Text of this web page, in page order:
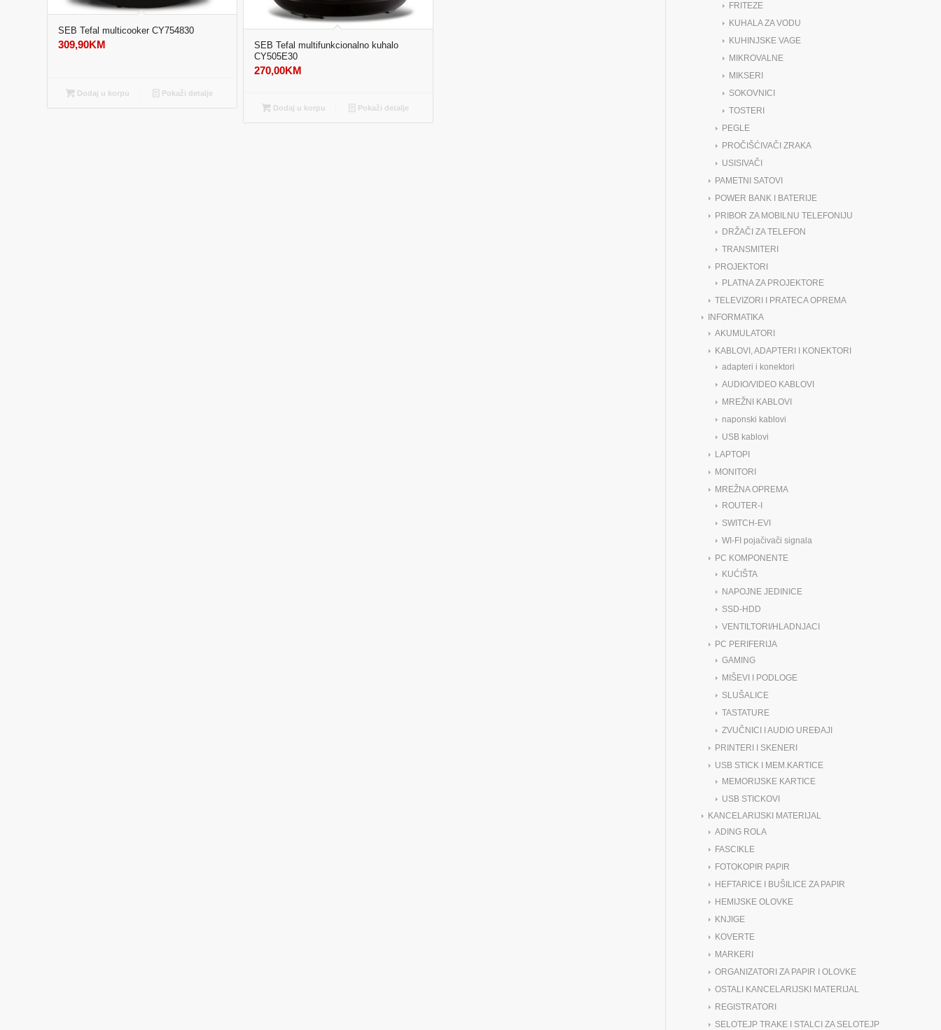
SEB Tefal multicooker CY754830
309,90KM
Dodaj u korpu Pokaži detalje
SEB Tefal multifunkcionalno kuhalo
CY505E30
270,00KM
Dodaj u korpu Pokaži detalje
FRITEZE
KUHALA ZA VODU
KUHINJSKE VAGE
MIKROVALNE
MIKSERI
SOKOVNICI
TOSTERI
PEGLE
PROČIŠĆIVAČI ZRAKA
USISIVAČI
PAMETNI SATOVI
POWER BANK I BATERIJE
PRIBOR ZA MOBILNU TELEFONIJU
DRŽAČI ZA TELEFON
TRANSMITERI
PROJEKTORI
PLATNA ZA PROJEKTORE
TELEVIZORI I PRATECA OPREMA
INFORMATIKA
AKUMULATORI
KABLOVI, ADAPTERI I KONEKTORI
adapteri i konektori
AUDIO/VIDEO KABLOVI
MREŽNI KABLOVI
naponski kablovi
USB kablovi
LAPTOPI
MONITORI
MREŽNA OPREMA
ROUTER-I
SWITCH-EVI
WI-FI pojačivači signala
PC KOMPONENTE
KUĆIŠTA
NAPOJNE JEDINICE
SSD-HDD
VENTILTORI/HLADNJACI
PC PERIFERIJA
GAMING
MIŠEVI I PODLOGE
SLUŠALICE
TASTATURE
ZVUČNICI I AUDIO UREĐAJI
PRINTERI I SKENERI
USB STICK I MEM.KARTICE
MEMORIJSKE KARTICE
USB STICKOVI
KANCELARIJSKI MATERIJAL
ADING ROLA
FASCIKLE
FOTOKOPIR PAPIR
HEFTARICE I BUŠILICE ZA PAPIR
HEMIJSKE OLOVKE
KNJIGE
KOVERTE
MARKERI
ORGANIZATORI ZA PAPIR I OLOVKE
OSTALI KANCELARIJSKI MATERIJAL
REGISTRATORI
SELOTEJP TRAKE I STALCI ZA SELOTEJP